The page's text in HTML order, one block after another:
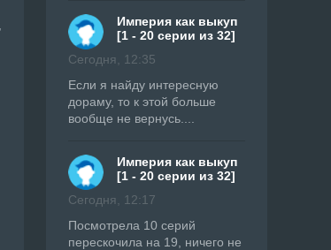
Империя как выкуп
[1 - 20 серии из 32]
Сегодня, 12:35
Если я найду интересную
дораму, то к этой больше
вообще не вернусь....
Империя как выкуп
[1 - 20 серии из 32]
Сегодня, 12:17
Посмотрела 10 серий
перескочила на 19, ничего не